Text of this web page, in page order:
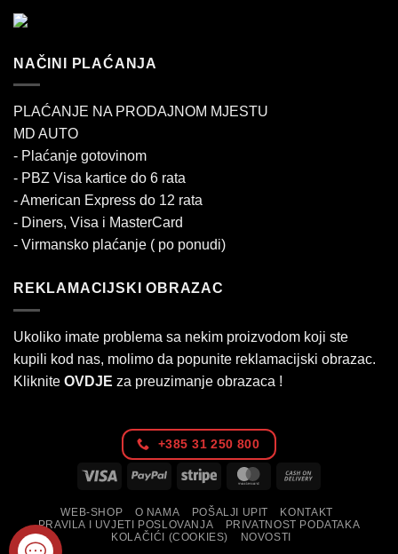
NAČINI PLAĆANJA
PLAĆANJE NA PRODAJNOM MJESTU
MD AUTO
- Plaćanje gotovinom
- PBZ Visa kartice do 6 rata
- American Express do 12 rata
- Diners, Visa i MasterCard
- Virmansko plaćanje ( po ponudi)
REKLAMACIJSKI OBRAZAC
Ukoliko imate problema sa nekim proizvodom koji ste
kupili kod nas, molimo da popunite reklamacijski obrazac.
Kliknite OVDJE za preuzimanje obrazaca !
+385 31 250 800
Visa PayPal Stripe MasterCard
Delivery
WEB-SHOP O NAMA POŠALJI UPIT
KONTAKT
PRAVILA I UVJETI POSLOVANJA
PRIVATNOST PODATAKA
KOLAČIĆI (COOKIES)
NOVOSTI